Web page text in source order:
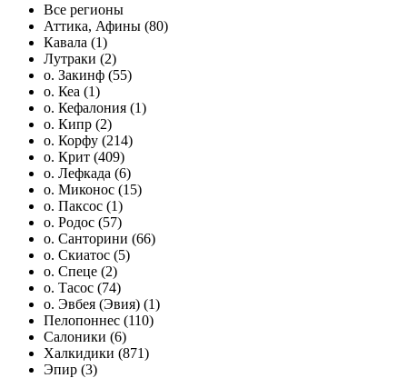
Все регионы
Аттика, Афины (80)
Кавала (1)
Лутраки (2)
о. Закинф (55)
о. Кеа (1)
о. Кефалония (1)
о. Кипр (2)
о. Корфу (214)
о. Крит (409)
о. Лефкада (6)
о. Миконос (15)
о. Паксос (1)
о. Родос (57)
о. Санторини (66)
о. Скиатос (5)
о. Спеце (2)
о. Тасос (74)
о. Эвбея (Эвия) (1)
Пелопоннес (110)
Салоники (6)
Халкидики (871)
Эпир (3)